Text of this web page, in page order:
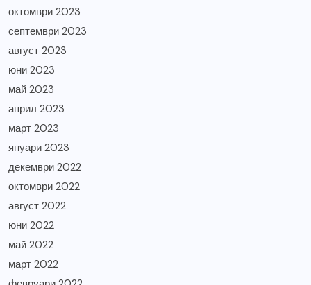
октомври 2023
септември 2023
август 2023
юни 2023
май 2023
април 2023
март 2023
януари 2023
декември 2022
октомври 2022
август 2022
юни 2022
май 2022
март 2022